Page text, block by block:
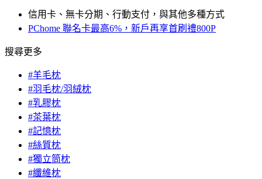
信用卡、無卡分期、行動支付，與其他多種方式
PChome 聯名卡最高6%，新戶再享首刷禮800P
搜尋更多
#羊毛枕
#羽毛枕/羽絨枕
#乳膠枕
#茶葉枕
#記憶枕
#絲質枕
#獨立筒枕
#纖維枕